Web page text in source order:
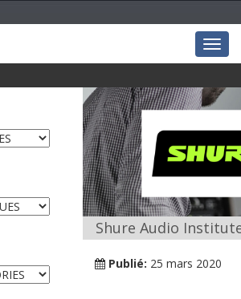
Shure Audio
Publié: 25 mars 2020